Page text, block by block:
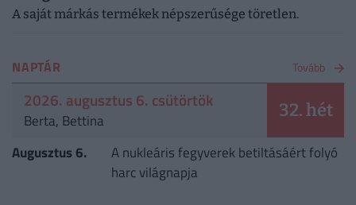
A saját márkás termékek népszerűsége töretlen.
NAPTÁR Tovább
2026. augusztus 6. csütörtök
Berta, Bettina 32. hét
Augusztus 6.
A nukleáris fegyverek betiltásáért folyó
harc világnapja